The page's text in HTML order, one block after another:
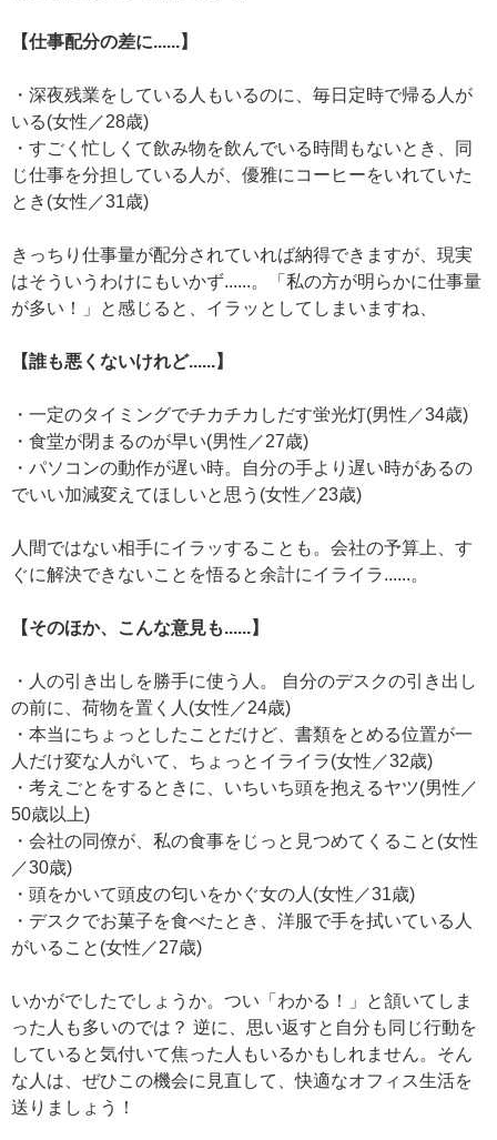
【仕事配分の差に......】
・深夜残業をしている人もいるのに、毎日定時で帰る人が
いる(女性／28歳)
・すごく忙しくて飲み物を飲んでいる時間もないとき、同
じ仕事を分担している人が、優雅にコーヒーをいれていた
とき(女性／31歳)
きっちり仕事量が配分されていれば納得できますが、現実
はそういうわけにもいかず......。「私の方が明らかに仕事量
が多い！」と感じると、イラッとしてしまいますね、
【誰も悪くないけれど......】
・一定のタイミングでチカチカしだす蛍光灯(男性／34歳)
・食堂が閉まるのが早い(男性／27歳)
・パソコンの動作が遅い時。自分の手より遅い時があるの
でいい加減変えてほしいと思う(女性／23歳)
人間ではない相手にイラッすることも。会社の予算上、す
ぐに解決できないことを悟ると余計にイライラ......。
【そのほか、こんな意見も......】
・人の引き出しを勝手に使う人。 自分のデスクの引き出し
の前に、荷物を置く人(女性／24歳)
・本当にちょっとしたことだけど、書類をとめる位置が一
人だけ変な人がいて、ちょっとイライラ(女性／32歳)
・考えごとをするときに、いちいち頭を抱えるヤツ(男性／
50歳以上)
・会社の同僚が、私の食事をじっと見つめてくること(女性
／30歳)
・頭をかいて頭皮の匂いをかぐ女の人(女性／31歳)
・デスクでお菓子を食べたとき、洋服で手を拭いている人
がいること(女性／27歳)
いかがでしたでしょうか。つい「わかる！」と頷いてしま
った人も多いのでは？ 逆に、思い返すと自分も同じ行動を
していると気付いて焦った人もいるかもしれません。そん
な人は、ぜひこの機会に見直して、快適なオフィス生活を
送りましょう！